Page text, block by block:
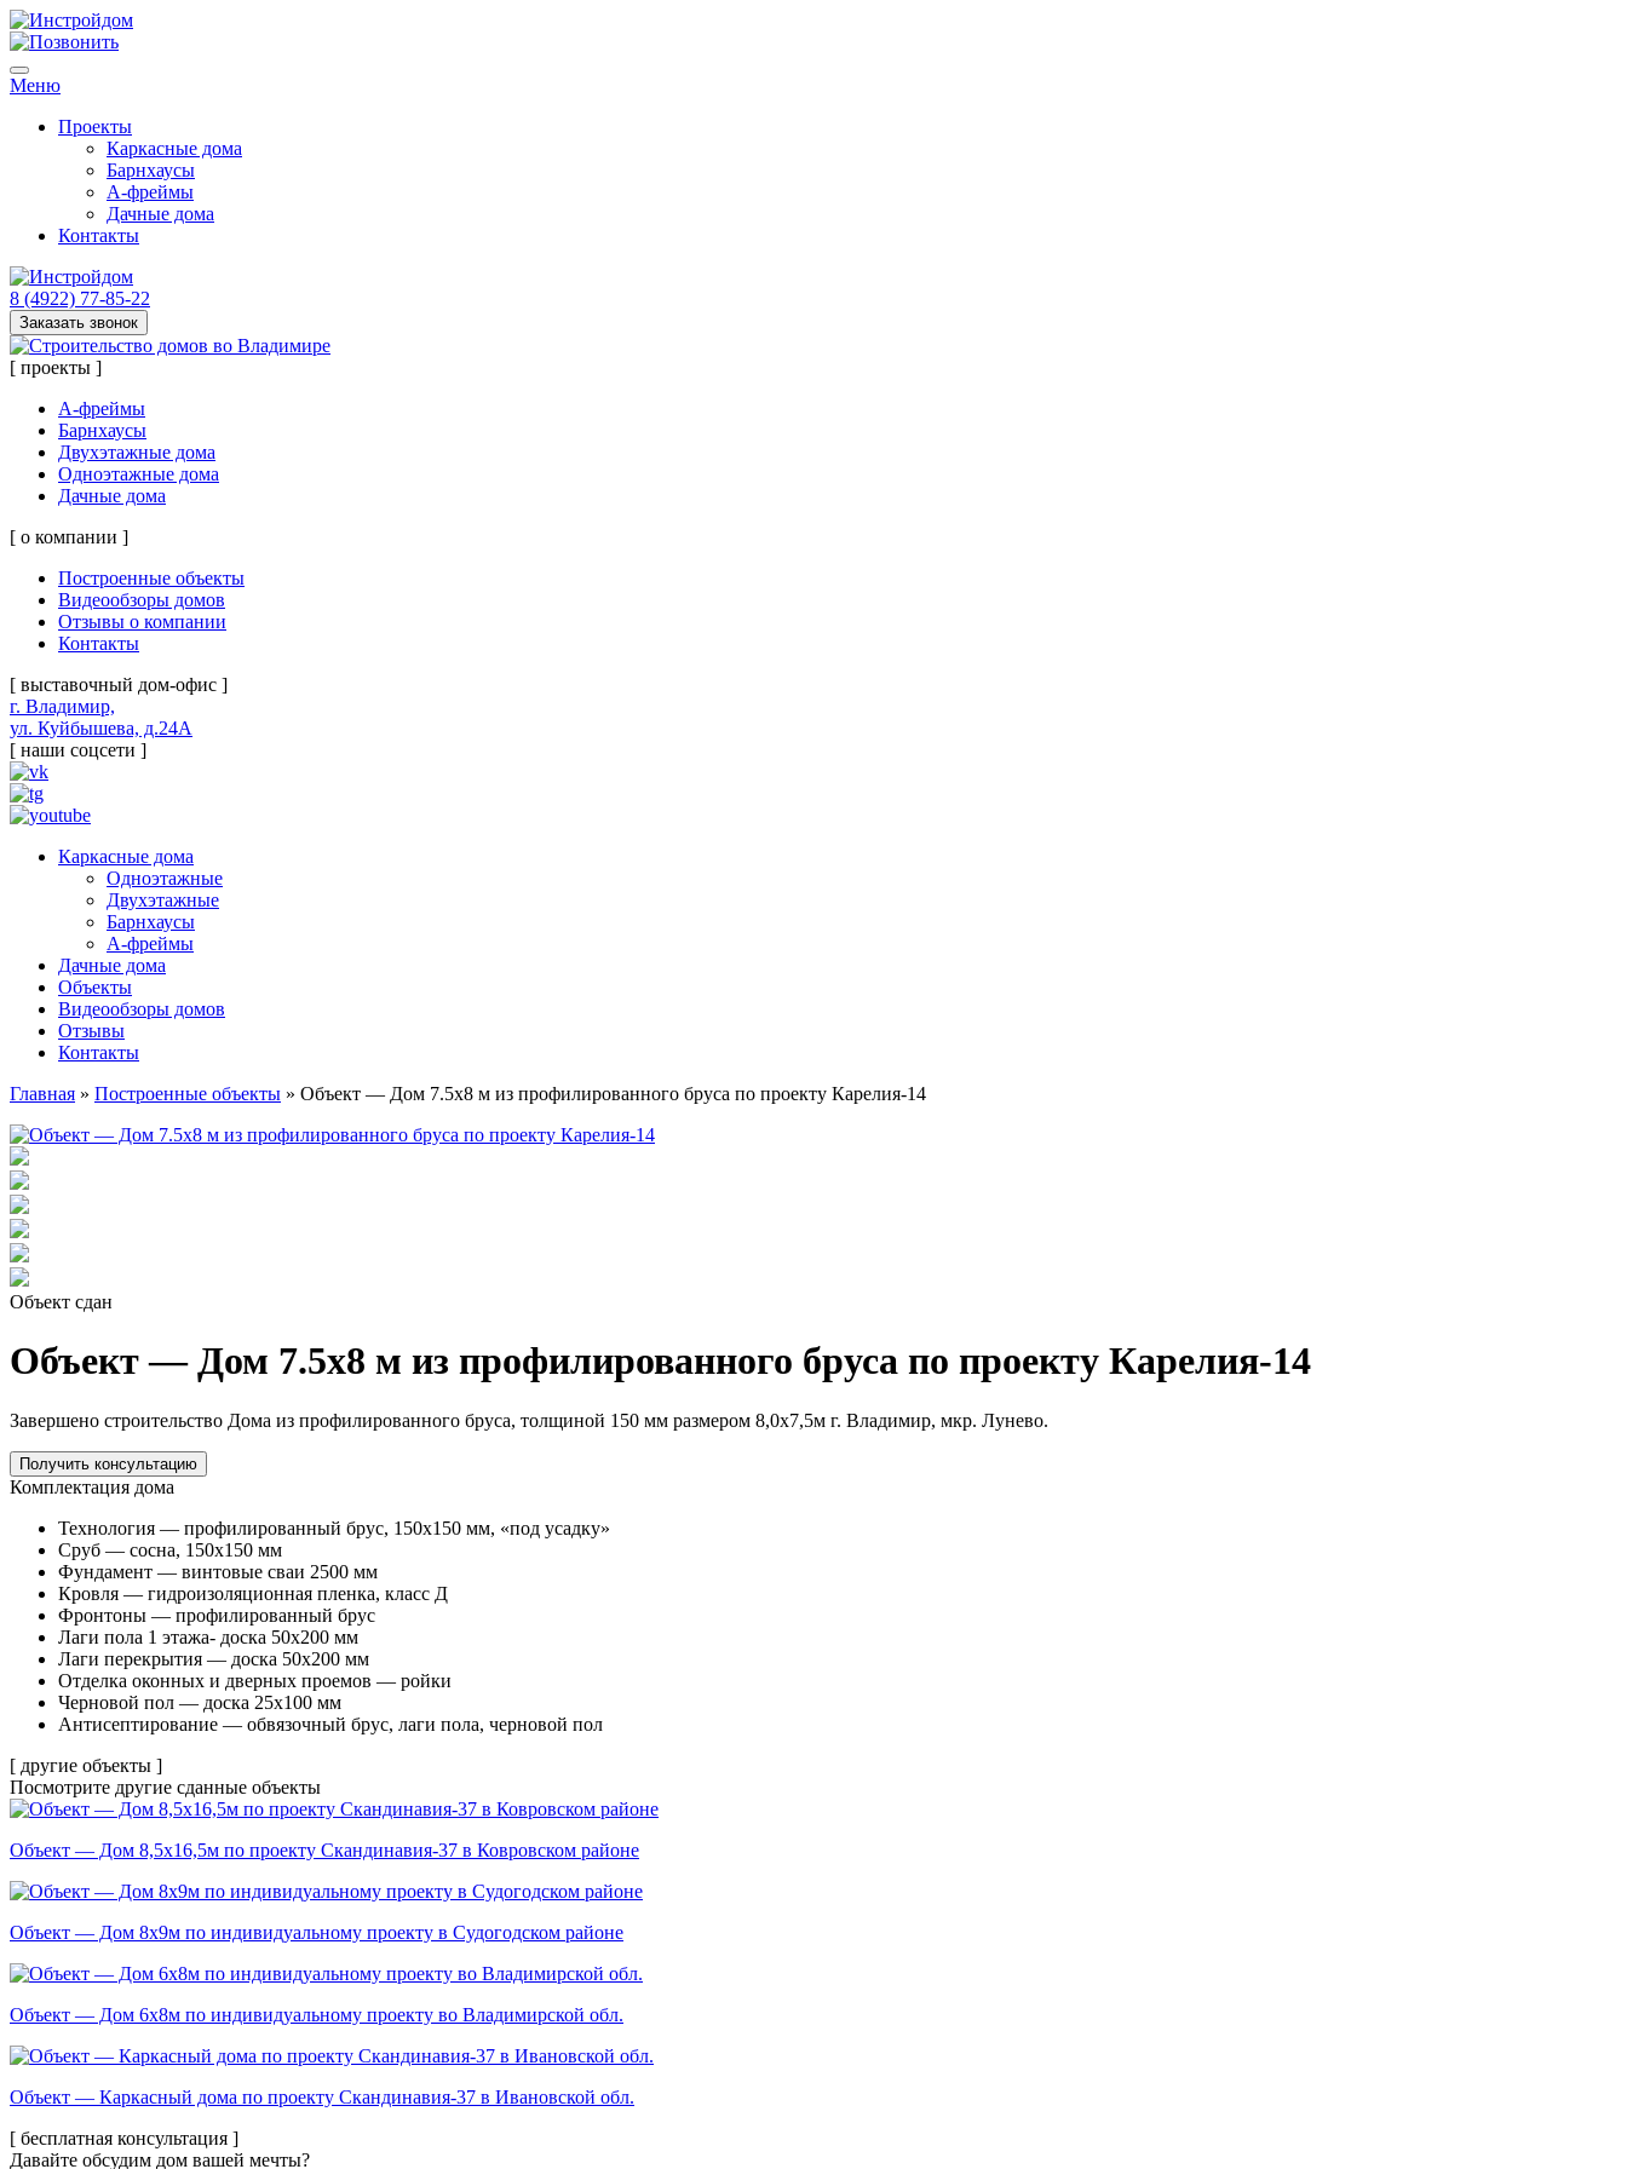
Меню
Проекты
Каркасные дома
Барнхаусы
А-фреймы
Дачные дома
Контакты
8 (4922) 77-85-22
Заказать звонок
[ проекты ]
А-фреймы
Барнхаусы
Двухэтажные дома
Одноэтажные дома
Дачные дома
[ о компании ]
Построенные объекты
Видеообзоры домов
Отзывы о компании
Контакты
[ выставочный дом-офис ]
г. Владимир,
ул. Куйбышева, д.24А
[ наши соцсети ]
Каркасные дома
Одноэтажные
Двухэтажные
Барнхаусы
А-фреймы
Дачные дома
Объекты
Видеообзоры домов
Отзывы
Контакты
Главная » Построенные объекты » Объект — Дом 7.5х8 м из профилированного бруса по проекту Карелия-14
Объект сдан
Объект — Дом 7.5х8 м из профилированного бруса по проекту Карелия-14
Завершено строительство Дома из профилированного бруса, толщиной 150 мм размером 8,0х7,5м г. Владимир, мкр. Лунево.
Получить консультацию
Комплектация дома
Технология — профилированный брус, 150х150 мм, «под усадку»
Сруб — сосна, 150х150 мм
Фундамент — винтовые сваи 2500 мм
Кровля — гидроизоляционная пленка, класс Д
Фронтоны — профилированный брус
Лаги пола 1 этажа- доска 50х200 мм
Лаги перекрытия — доска 50х200 мм
Отделка оконных и дверных проемов — ройки
Черновой пол — доска 25х100 мм
Антисептирование — обвязочный брус, лаги пола, черновой пол
[ другие объекты ]
Посмотрите другие сданные объекты
Объект — Дом 8,5х16,5м по проекту Скандинавия-37 в Ковровском районе
Объект — Дом 8х9м по индивидуальному проекту в Судогодском районе
Объект — Дом 6х8м по индивидуальному проекту во Владимирской обл.
Объект — Каркасный дома по проекту Скандинавия-37 в Ивановской обл.
[ бесплатная консультация ]
Давайте обсудим дом вашей мечты?